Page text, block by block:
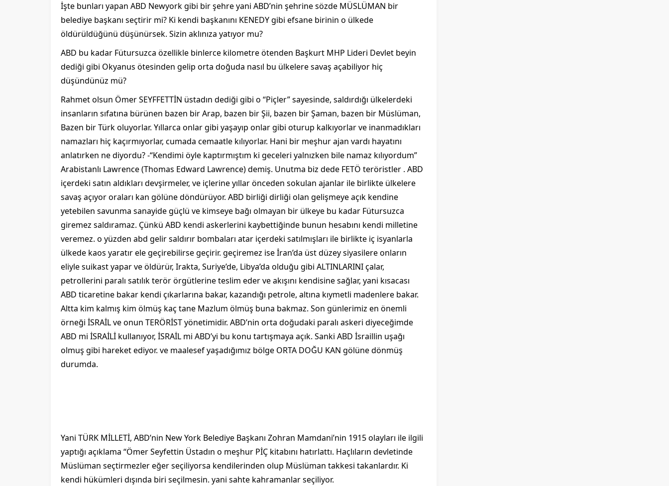
İşte bunları yapan ABD Newyork gibi bir şehre yani ABD’nin şehrine sözde MÜSLÜMAN bir
belediye başkanı seçtirir mi? Ki kendi başkanını KENEDY gibi efsane birinin o ülkede
öldürüldüğünü düşünürsek. Sizin aklınıza yatıyor mu?
ABD bu kadar Fütursuzca özellikle binlerce kilometre ötenden Başkurt MHP Lideri Devlet beyin
dediği gibi Okyanus ötesinden gelip orta doğuda nasıl bu ülkelere savaş açabiliyor hiç
düşündünüz mü?
Rahmet olsun Ömer SEYFFETTİN üstadın dediği gibi o “Piçler” sayesinde, saldırdığı ülkelerdeki
insanların sıfatına bürünen bazen bir Arap, bazen bir Şii, bazen bir Şaman, bazen bir Müslüman,
Bazen bir Türk oluyorlar. Yıllarca onlar gibi yaşayıp onlar gibi oturup kalkıyorlar ve inanmadıkları
namazları hiç kaçırmıyorlar, cumada cemaatle kılıyorlar. Hani bir meşhur ajan vardı hayatını
anlatırken ne diyordu? -“Kendimi öyle kaptırmıştım ki geceleri yalnızken bile namaz kılıyordum”
Arabistanlı Lawrence (Thomas Edward Lawrence) demiş. Unutma biz dede FETÖ teröristler . ABD
içerdeki satın aldıkları devşirmeler, ve içlerine yıllar önceden sokulan ajanlar ile birlikte ülkelere
savaş açıyor oraları kan gölüne döndürüyor. ABD birliği dirliği olan gelişmeye açık kendine
yetebilen savunma sanayide güçlü ve kimseye bağı olmayan bir ülkeye bu kadar Fütursuzca
giremez saldıramaz. Çünkü ABD kendi askerlerini kaybettiğinde bunun hesabını kendi milletine
veremez. o yüzden abd gelir saldırır bombaları atar içerdeki satılmışları ile birlikte iç isyanlarla
ülkede kaos yaratır ele geçirebilirse geçirir. geçiremez ise İran’da üst düzey siyasilere onların
eliyle suikast yapar ve öldürür, Irakta, Suriye’de, Libya’da olduğu gibi ALTINLARINI çalar,
petrollerini paralı satılık terör örgütlerine teslim eder ve akışını kendisine sağlar, yani kısacası
ABD ticaretine bakar kendi çıkarlarına bakar, kazandığı petrole, altına kıymetli madenlere bakar.
Altta kim kalmış kim ölmüş kaç tane Mazlum ölmüş buna bakmaz. Son günlerimiz en önemli
örneği İSRAİL ve onun TERÖRİST yönetimidir. ABD’nin orta doğudaki paralı askeri diyeceğimde
ABD mi İSRAİLİ kullanıyor, İSRAİL mi ABD’yi bu konu tartışmaya açık. Sanki ABD İsraillin uşağı
olmuş gibi hareket ediyor. ve maalesef yaşadığımız bölge ORTA DOĞU KAN gölüne dönmüş
durumda.
Yani TÜRK MİLLETİ, ABD’nin New York Belediye Başkanı Zohran Mamdani’nin 1915 olayları ile ilgili
yaptığı açıklama “Ömer Seyfettin Üstadın o meşhur PİÇ kitabını hatırlattı. Haçlıların devletinde
Müslüman seçtirmezler eğer seçiliyorsa kendilerinden olup Müslüman takkesi takanlardır. Ki
kendi hükümleri dışında biri seçilmesin. yani sahte kahramanlar seçiliyor.